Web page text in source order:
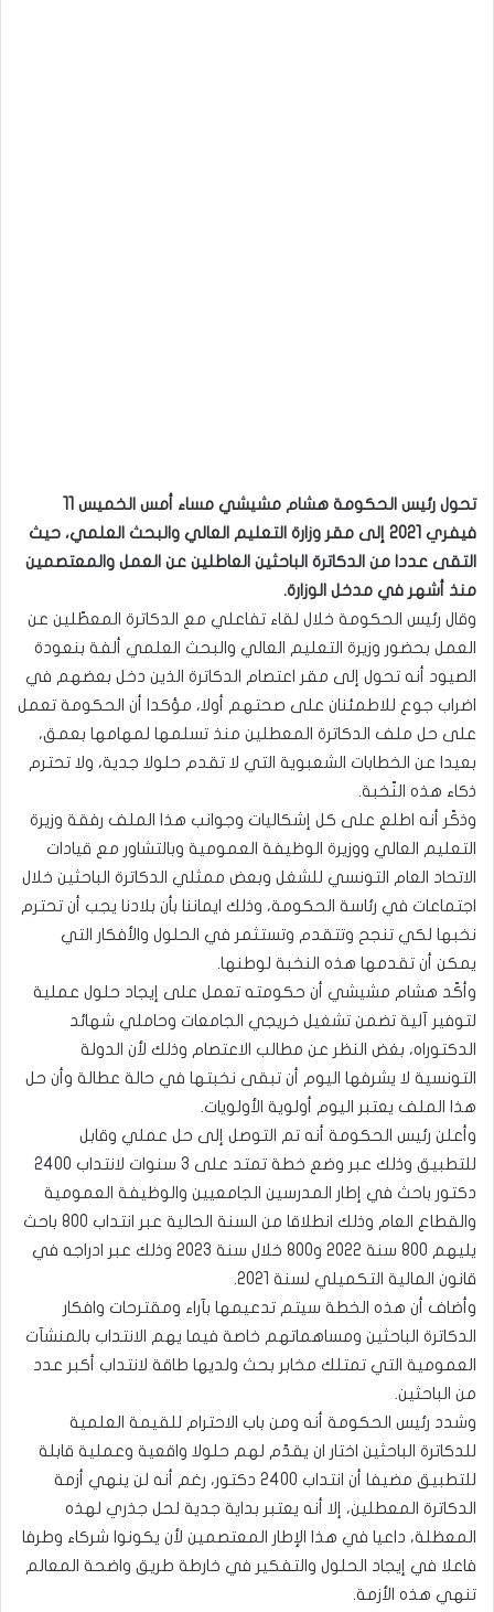
تحول رئيس الحكومة هشام مشيشي مساء أمس الخميس 11
فيفري 2021 إلى مقر وزارة التعليم العالي والبحث العلمي، حيث
التقى عددا من الدكاترة الباحثين العاطلين عن العمل والمعتصمين
منذ أشهر في مدخل الوزارة.
وقال رئيس الحكومة خلال لقاء تفاعلي مع الدكاترة المعطّلين عن
العمل بحضور وزيرة التعليم العالي والبحث العلمي ألفة بنعودة
الصيود أنه تحول إلى مقر اعتصام الدكاترة الذين دخل بعضهم في
اضراب جوع للاطمئنان على صحتهم أولا، مؤكدا أن الحكومة تعمل
على حل ملف الدكاترة المعطلين منذ تسلمها لمهامها بعمق،
بعيدا عن الخطابات الشعبوية التي لا تقدم حلولا جدية، ولا تحترم
ذكاء هذه النّخبة.
وذكّر أنه اطلع على كل إشكاليات وجوانب هذا الملف رفقة وزيرة
التعليم العالي ووزيرة الوظيفة العمومية وبالتشاور مع قيادات
الاتحاد العام التونسي للشغل وبعض ممثلي الدكاترة الباحثين خلال
اجتماعات في رئاسة الحكومة، وذلك ايماننا بأن بلادنا يجب أن تحترم
نخبها لكي تنجح وتتقدم وتستثمر في الحلول والأفكار التي
يمكن أن تقدمها هذه النخبة لوطنها.
وأكّد هشام مشيشي أن حكومته تعمل على إيجاد حلول عملية
لتوفير آلية تضمن تشغيل خريجي الجامعات وحاملي شهائد
الدكتوراه، بغض النظر عن مطالب الاعتصام وذلك لأن الدولة
التونسية لا يشرفها اليوم أن تبقى نخبتها في حالة عطالة وأن حل
هذا الملف يعتبر اليوم أولوية الأولويات.
وأعلن رئيس الحكومة أنه تم التوصل إلى حل عملي وقابل
للتطبيق وذلك عبر وضع خطة تمتد على 3 سنوات لانتداب 2400
دكتور باحث في إطار المدرسين الجامعيين والوظيفة العمومية
والقطاع العام وذلك انطلاقا من السنة الحالية عبر انتداب 800 باحث
يليهم 800 سنة 2022 و800 خلال سنة 2023 وذلك عبر ادراجه في
قانون المالية التكميلي لسنة 2021.
وأضاف أن هذه الخطة سيتم تدعيمها بآراء ومقترحات وافكار
الدكاترة الباحثين ومساهماتهم خاصة فيما يهم الانتداب بالمنشآت
العمومية التي تمتلك مخابر بحث ولديها طاقة لانتداب أكبر عدد
من الباحثين.
وشدد رئيس الحكومة أنه ومن باب الاحترام للقيمة العلمية
للدكاترة الباحثين اختار ان يقدّم لهم حلولا واقعية وعملية قابلة
للتطبيق مضيفا أن انتداب 2400 دكتور، رغم أنه لن ينهي أزمة
الدكاترة المعطلين، إلا أنه يعتبر بداية جدية لحل جذري لهذه
المعظلة، داعيا في هذا الإطار المعتصمين لأن يكونوا شركاء وطرفا
فاعلا في إيجاد الحلول والتفكير في خارطة طريق واضحة المعالم
تنهي هذه الأزمة.